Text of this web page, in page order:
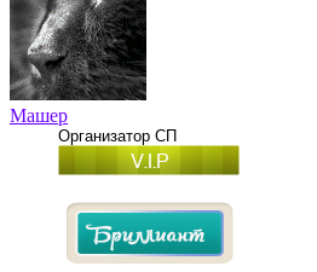
Машер
Организатор СП